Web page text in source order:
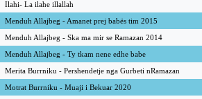
Ilahi- La ilahe illallah
Menduh Allajbeg - Amanet prej babës tim 2015
Menduh Allajbeg - Ska ma mir se Ramazan 2014
Menduh Allajbeg - Ty tkam nene edhe babe
Merita Burrniku - Pershendetje nga Gurbeti nRamazan
Motrat Burrniku - Muaji i Bekuar 2020